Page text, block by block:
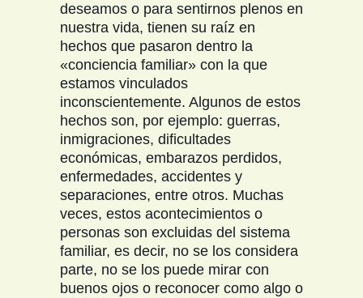
deseamos o para sentirnos plenos en
nuestra vida, tienen su raíz en
hechos que pasaron dentro la
«conciencia familiar» con la que
estamos vinculados
inconscientemente. Algunos de estos
hechos son, por ejemplo: guerras,
inmigraciones, dificultades
económicas, embarazos perdidos,
enfermedades, accidentes y
separaciones, entre otros. Muchas
veces, estos acontecimientos o
personas son excluidas del sistema
familiar, es decir, no se los considera
parte, no se los puede mirar con
buenos ojos o reconocer como algo o